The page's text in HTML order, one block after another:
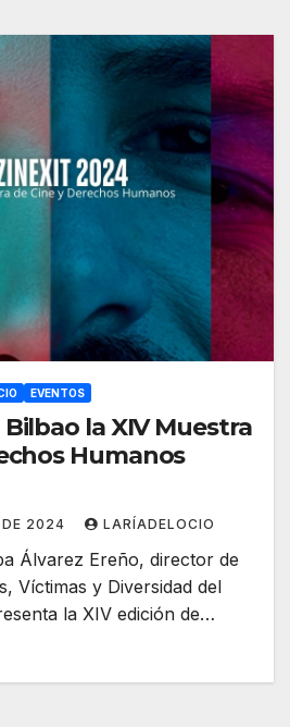
EVENTOS
la XIV Muestra
Humanos
DE 2024 LARÍADELOCIO
Álvarez Ereño, director de
Víctimas y Diversidad del
la XIV edición de…